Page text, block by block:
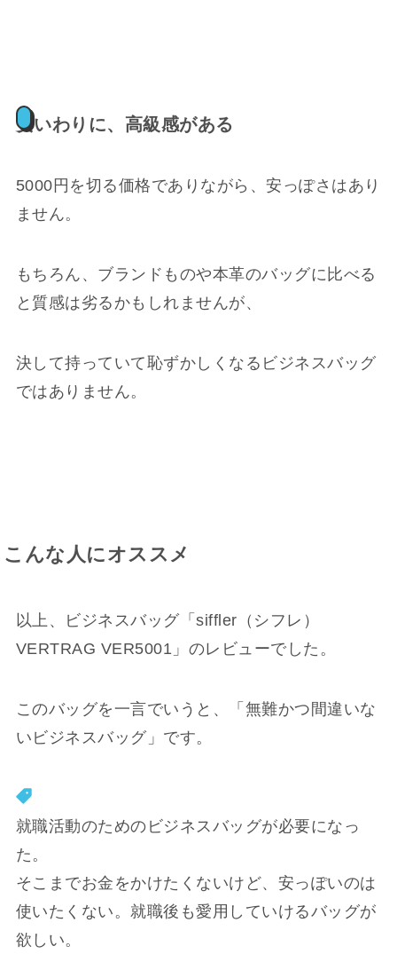
安いわりに、高級感がある
5000円を切る価格でありながら、安っぽさはあり
ません。
もちろん、ブランドものや本革のバッグに比べる
と質感は劣るかもしれませんが、
決して持っていて恥ずかしくなるビジネスバッグ
ではありません。
こんな人にオススメ
以上、ビジネスバッグ「siffler（シフレ）
VERTRAG VER5001」のレビューでした。
このバッグを一言でいうと、「無難かつ間違いな
いビジネスバッグ」です。
就職活動のためのビジネスバッグが必要になっ
た。
そこまでお金をかけたくないけど、安っぽいのは
使いたくない。就職後も愛用していけるバッグが
欲しい。